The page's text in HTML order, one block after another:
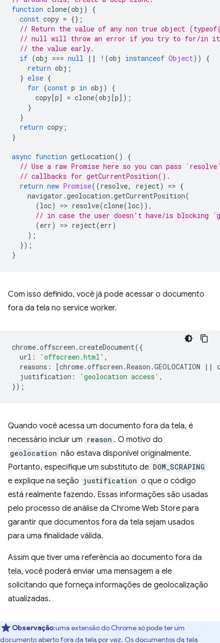
function clone(obj )
{
const copy = {};
// Return the value of any non true object
// null will throw an error if you try to for/in
// the value early.
if (obj === null || ! (obj instanceof Object))
{
return obj ;
} else {
for (const p in obj )
{
copy[p] = clone(obj [p]);
}
}
return copy ;
}
async function getLocation()
{
// Use a raw Promise here so you can pass
// callbacks for getCurrentPosition().
return new Promise((resolve, reject) => {
navigator .geolocation .getCurrentPosition(
(loc) => resolve(clone(loc)),
// in case the user doesn't have/is blocking
(err) => reject(err)
);
});
}
Com isso definido, você já pode acessar o documento
fora da tela no service worker.
chrome.offscreen .createDocument({
url : 'offscreen.html' ,
reasons : [chrome.offscreen .Reason .GEOLOCATION ||
justification : 'geolocation access' ,
});
Quando você acessa um documento fora da tela, é
necessário incluir um reason . O motivo do
geolocation não estava disponível originalmente.
Portanto, especifique um substituto de DOM_SCRAPING
e explique na seção justification o que o código
está realmente fazendo. Essas informações são usadas
pelo processo de análise da Chrome Web Store para
garantir que documentos fora da tela sejam usados
para uma finalidade válida.
Assim que tiver uma referência ao documento fora da
tela, você poderá enviar uma mensagem a ele
solicitando que forneça informações de geolocalização
atualizadas.
Observação:uma extensão do Chrome só pode ter um
documento aberto fora da tela por vez. Os documentos da tela